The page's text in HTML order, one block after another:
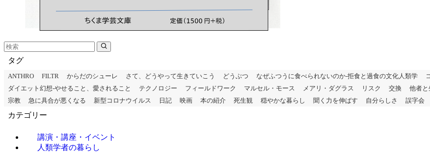
タグ
ANTHRO FILTR からだのシューレ さて、どうやって生きていこう どうぶつ なぜふつうに食べられないのか-拒食と過食の文化人類学
ダイエット幻想-やせること、愛されること
テクノロジー フィールドワーク マルセル・モース メアリ・ダグラス リスク 交換 他者と
宗教
急に具合が悪くなる 新型コロナウイルス 日記 映画 本の紹介 死生観 穏やかな暮らし 聞く力を伸ばす 自分らしさ 誤字会
カテゴリー
講演・講座・イベント
人類学者の暮らし